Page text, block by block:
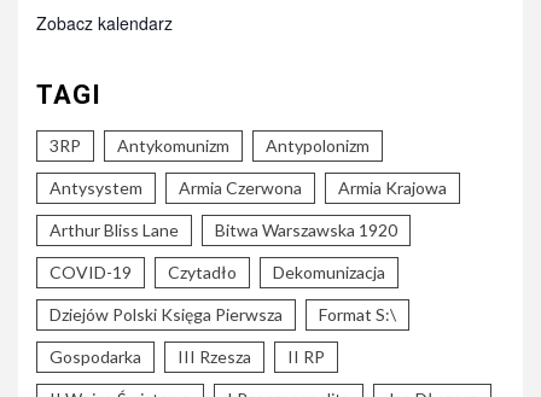
Zobacz kalendarz
TAGI
3RP Antykomunizm Antypolonizm
Antysystem Armia Czerwona Armia Krajowa
Arthur Bliss Lane Bitwa Warszawska 1920
COVID-19 Czytadło Dekomunizacja
Dziejów Polski Księga Pierwsza Format S:\
Gospodarka III Rzesza II RP